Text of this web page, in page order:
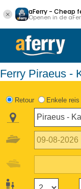
aFerry - Cheap
Openen in de
Ferry Piraeus -
Retour Enkele reis